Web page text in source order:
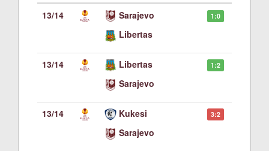
13/14
Sarajevo
Libertas
1:0
13/14
Libertas
Sarajevo
1:2
13/14
Kukesi
Sarajevo
3:2